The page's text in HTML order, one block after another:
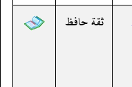
ثقة حافظ